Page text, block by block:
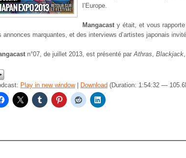
l’Europe.
Mangacast y était, et vous
annonces marquantes, et des interviews d’artistes japonais
n°07, de juillet 2013, est présenté parAthras, Blackjack,
Play in new window| Download (Duration: 1:54:32 —